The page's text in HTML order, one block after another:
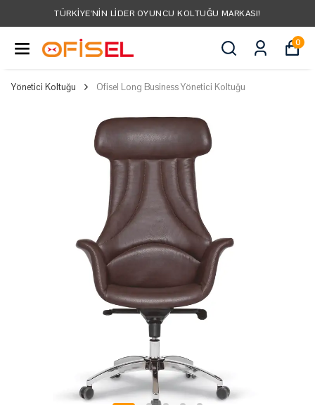
TÜRKIYE'NIN LIDER OYUNCU KOLTUĞU MARKASI!
0
Yönetici Koltuğu Ofisel Long Business Yönetici Koltuğu